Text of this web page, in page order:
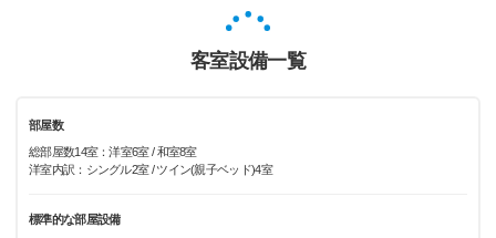
客室設備一覧
部屋数
総部屋数14室：洋室6室 / 和室8室
洋室内訳：シングル2室 / ツイン(親子ベッド)4室
標準的な部屋設備